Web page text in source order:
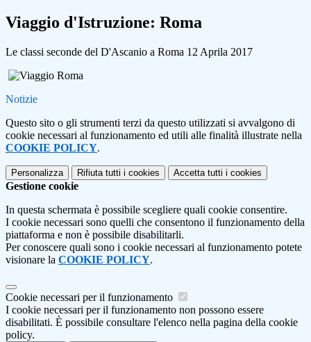
Viaggio d'Istruzione: Roma
Le classi seconde del D'Ascanio a Roma 12 Aprila 2017
Notizie
Questo sito o gli strumenti terzi da questo utilizzati si avvalgono di
cookie necessari al funzionamento ed utili alle finalità illustrate nella
COOKIE POLICY.
Personalizza Rifiuta tutti i cookies Accetta tutti i cookies
Gestione cookie
In questa schermata è possibile scegliere quali cookie consentire.
I cookie necessari sono quelli che consentono il funzionamento della
piattaforma e non è possibile disabilitarli.
Per conoscere quali sono i cookie necessari al funzionamento potete
visionare la COOKIE POLICY.
Cookie necessari per il funzionamento
I cookie necessari per il funzionamento non possono essere
disabilitati. È possibile consultare l'elenco nella pagina della cookie
policy.